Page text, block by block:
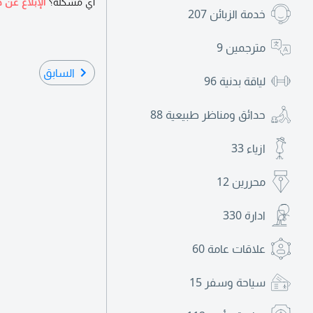
خدمة الزبائن 207
مترجمين 9
لياقة بدنية 96
حدائق ومناظر طبيعية 88
ازياء 33
محررين 12
ادارة 330
علاقات عامة 60
سياحة وسفر 15
السابق